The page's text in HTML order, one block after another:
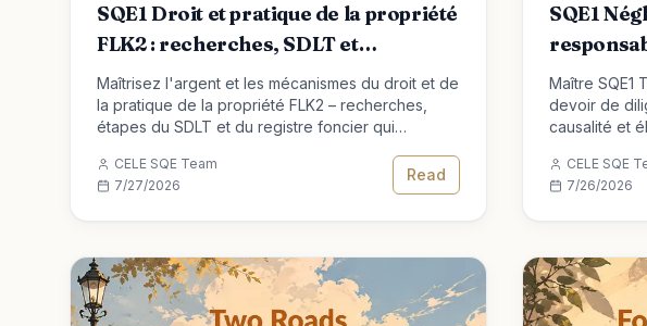
SQE1 Droit et pratique de la propriété
FLK2 : recherches, SDLT et
enregistrement
Maîtrisez l'argent et les mécanismes du droit et de
la pratique de la propriété FLK2 – recherches,
étapes du SDLT et du registre foncier qui
CELE SQE Team
7/27/2026
Read
SQE1
causalité
Maître SQE1
devoir de
causalité et
d'avocat.
CELE SQE
7/26/2026